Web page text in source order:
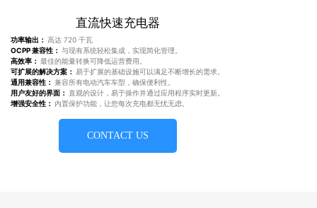
直流快速充电器
功率输出： 高达 720 千瓦
OCPP 兼容性： 与现有系统轻松集成，实现简化管理。
高效率： 最佳的能量转换可降低运营费用。
可扩展的解决方案： 易于扩展的基础设施可以满足不断增长的需求。
通用兼容性： 兼容所有电动汽车车型，确保便利性。
用户友好的界面： 直观的设计，易于操作并通过应用程序实时更新。
增强安全性： 内置保护功能，让您每次充电都无忧无虑。
CONTACT US